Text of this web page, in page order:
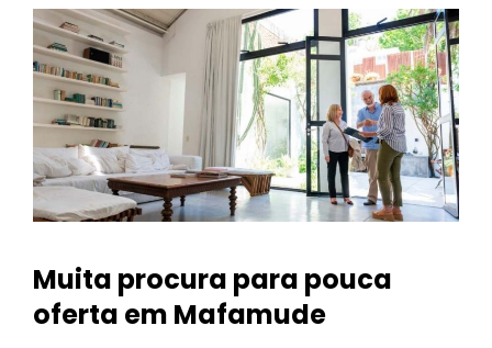
Muita procura para pouca
oferta em Mafamude